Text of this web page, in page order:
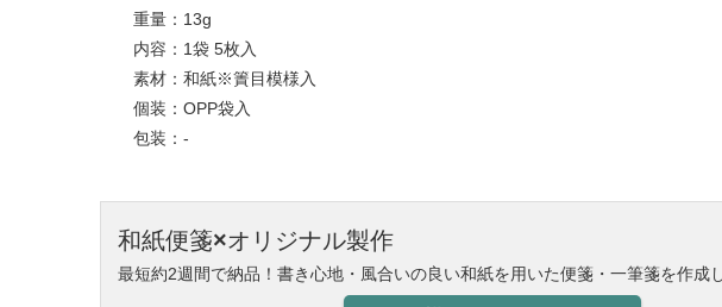
重量：13g
内容：1袋 5枚入
素材：和紙※簀目模様入
個装：OPP袋入
包装：-
和紙便箋×オリジナル製作
最短約2週間で納品！書き心地・風合いの良い和紙を用いた便箋・一筆箋を作成し